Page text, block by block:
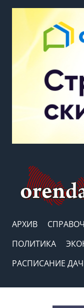
АРХИВ
ПОЛИТИКА
РАСПИСАНИЕ